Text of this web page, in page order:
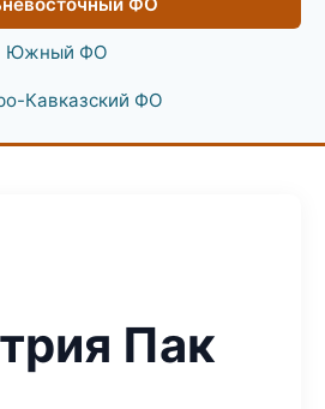
Южный ФО
Кавказский ФО
Пак